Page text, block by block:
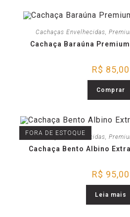
Cachaças Envelhecidas,
Cachaça Baraúna
R$ 85,00
Comprar
FORA DE ESTOQUE
Cachaças Envelhecidas,
Cachaça Bento Albino
R$ 95,00
Leia mais